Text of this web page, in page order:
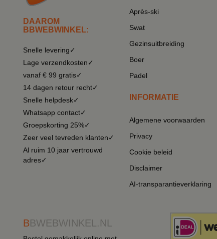
DAAROM
BBWEBWINKEL:
Snelle levering✓
Lage verzendkosten✓
vanaf € 99 gratis✓
14 dagen retour recht✓
Snelle helpdesk✓
Whatsapp contact✓
Groepskorting 25%✓
Zeer veel tevreden klanten✓
Al ruim 10 jaar vertrouwd
adres✓
Après-ski
Swat
Gezinsuitbreiding
Boer
Padel
INFORMATIE
Algemene voorwaarden
Privacy
Cookie beleid
Disclaimer
AI-transparantieverklaring
BBWEBWINKEL.NL